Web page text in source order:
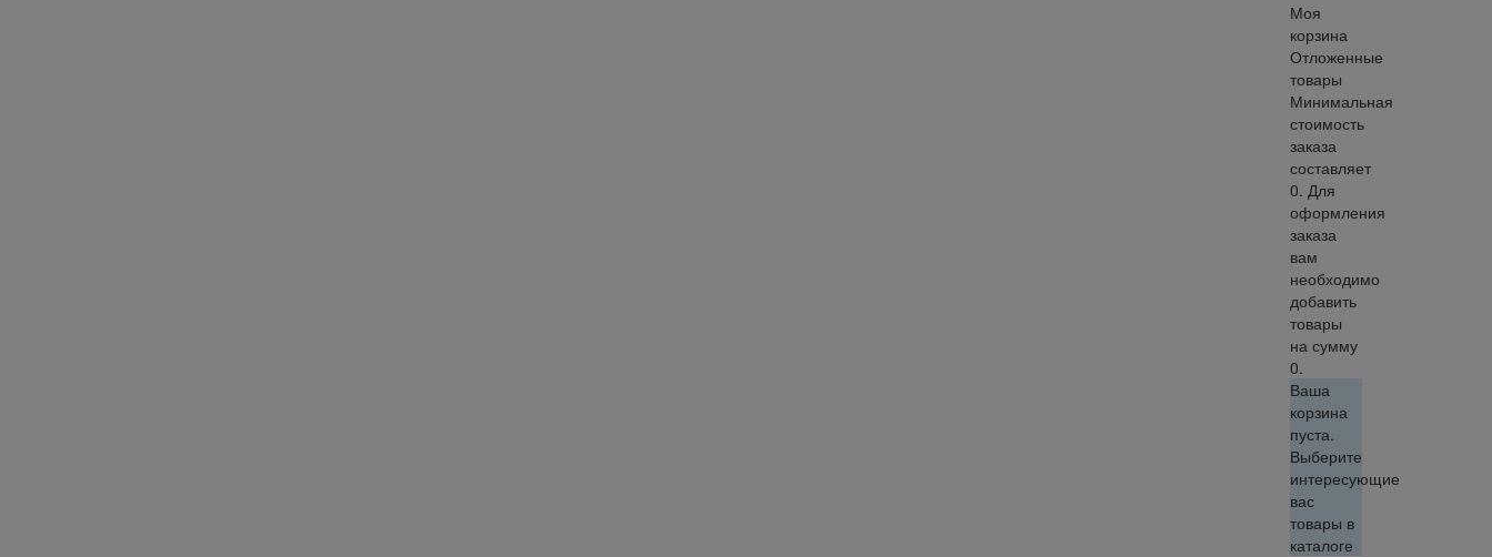
Моя
корзина
Отложенные
товары
Минимальная
стоимость
заказа
составляет
0. Для
оформления
заказа
вам
необходимо
добавить
товары
на сумму
0.
Ваша
корзина
пуста.
Выберите
интересующие
вас
товары в
каталоге